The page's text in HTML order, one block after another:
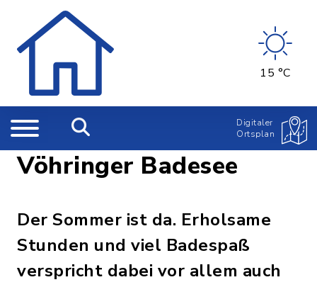
15 °C
Digitaler
Ortsplan
Vöhringer Badesee
Der Sommer ist da. Erholsame
Stunden und viel Badespaß
verspricht dabei vor allem auch